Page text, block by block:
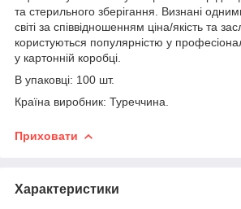
та стерильного зберігання. Визнані
світі за співвідношенням ціна/якість та
користуються популярністю у
у картонній коробці.
В упаковці: 100 шт.
Країна виробник: Туреччина.
Приховати
Характеристики